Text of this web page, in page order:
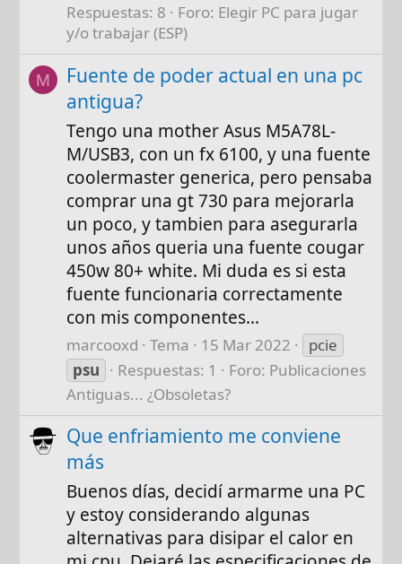
Respuestas: 8
Foro: Elegir PC para jugar
y/o trabajar (ESP)
M
Fuente de poder actual en una pc
antigua?
Tengo una mother Asus M5A78L-
M/USB3, con un fx 6100, y una fuente
coolermaster generica, pero pensaba
comprar una gt 730 para mejorarla
un poco, y tambien para asegurarla
unos años queria una fuente cougar
450w 80+ white. Mi duda es si esta
fuente funcionaria correctamente
con mis componentes...
marcooxd Tema 15 Mar 2022
pcie
psu
Respuestas: 1 Foro: Publicaciones
Antiguas... ¿Obsoletas?
Que enfriamiento me conviene
más
Buenos días, decidí armarme una PC
y estoy considerando algunas
alternativas para disipar el calor en